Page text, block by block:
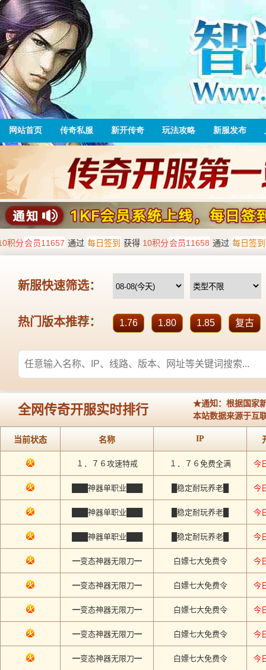
网站首页 传奇私服 新开传奇 玩法攻略 新服发布